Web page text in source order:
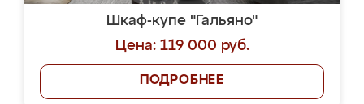
Шкаф-купе "Гальяно"
Цена: 119 000 руб.
ПОДРОБНЕЕ